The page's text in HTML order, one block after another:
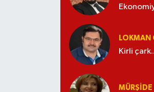
LOKMAN
Kirli
MÜRŞIDE